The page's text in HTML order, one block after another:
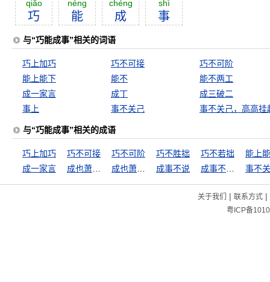
qiăo
巧
néng
能
chéng
成
shì
事
与“巧能成事”相关的词语
巧上加巧 巧不可接
巧不可阶
能上能下
能不
能不两工
成一家言
成丁
成三破二
事上
事不关己 事不关己，高高挂
与“巧能成事”相关的成语
巧上加巧 巧不可接 巧不可阶 巧不胜拙 巧不若拙
能上
成一家言
成事不说 事不
关于我们 | 联系方式|
粤ICP备